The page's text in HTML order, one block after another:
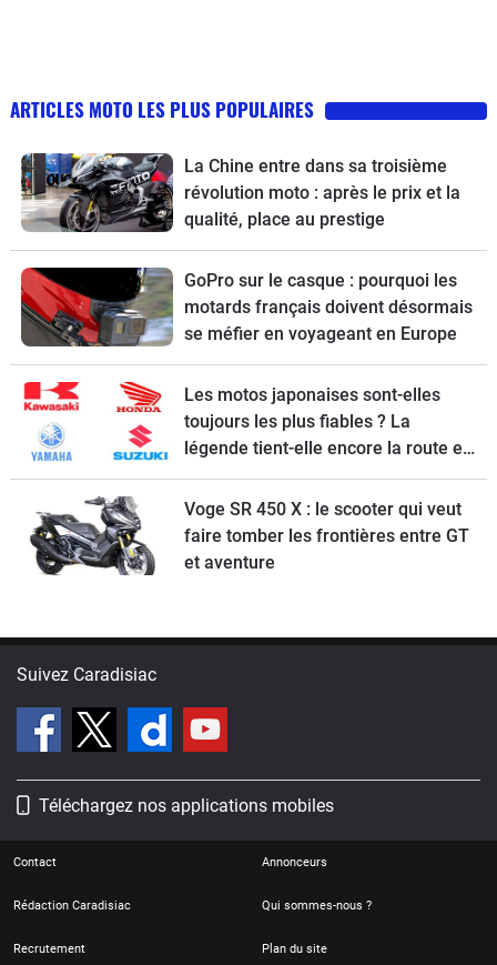
ARTICLES MOTO LES PLUS POPULAIRES
La Chine entre dans sa troisième
révolution moto : après le prix et la
qualité, place au prestige
GoPro sur le casque : pourquoi les
motards français doivent désormais
se méfier en voyageant en Europe
Les motos japonaises sont-elles
toujours les plus fiables ? La
légende tient-elle encore la route en
2026 ?
Voge SR 450 X : le scooter qui veut
faire tomber les frontières entre GT
et aventure
Suivez Caradisiac
Téléchargez nos applications mobiles
Contact Annonceurs
Rédaction Caradisiac Qui sommes-nous ?
Recrutement Plan du site